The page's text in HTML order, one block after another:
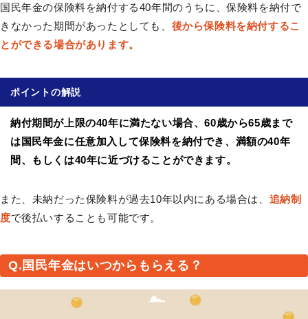
国民年金の保険料を納付する40年間のうちに、保険料を納付で
きなかった期間があったとしても、 後から保険料を納付するこ
とができる場合があります。
ポイントの解説
納付期間が上限の40年に満たない場合、60歳から65歳まで
は国民年金に任意加入して保険料を納付でき、満額の40年
間、もしくは40年に近づけることができます。
また、未納だった保険料が過去10年以内にある場合は、 追納制
度で後払いすることも可能です。
Q.国民年金はいつからもらえる？